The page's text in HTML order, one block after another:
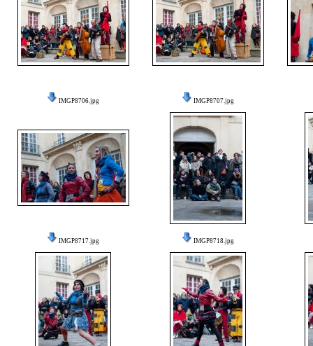
IMGP8706.jpg IMGP8707.jpg
IMGP8717.jpg IMGP8718.jpg